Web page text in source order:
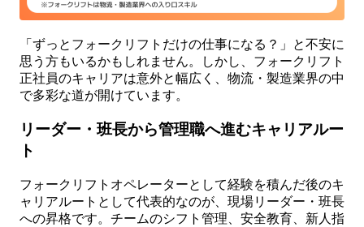
「ずっとフォークリフトだけの仕事になる？」と不安に
思う方もいるかもしれません。しかし、フォークリフト
正社員のキャリアは意外と幅広く、物流・製造業界の中
で多彩な道が開けています。
リーダー・班長から管理職へ進むキャリアルー
ト
フォークリフトオペレーターとして経験を積んだ後のキ
ャリアルートとして代表的なのが、現場リーダー・班長
への昇格です。チームのシフト管理、安全教育、新人指